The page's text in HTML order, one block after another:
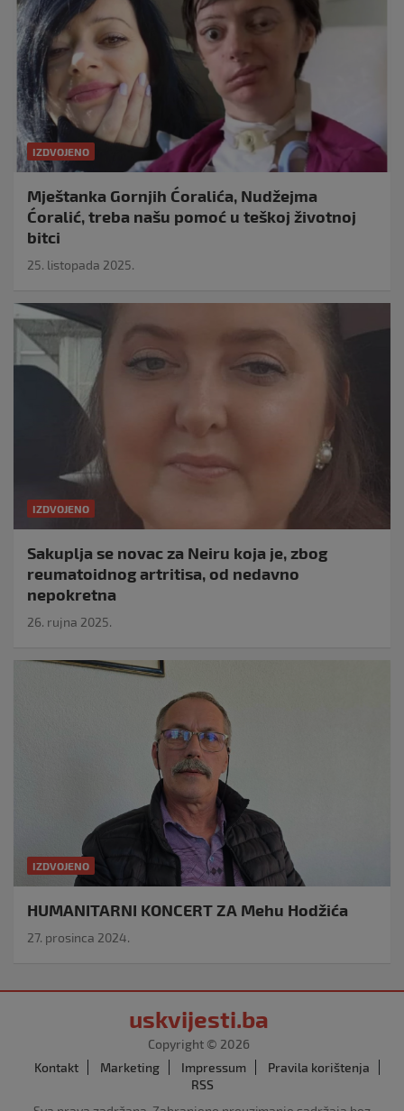
IZDVOJENO
Mještanka Gornjih Ćoralića, Nudžejma
Ćoralić, treba našu pomoć u teškoj životnoj
bitci
25. listopada 2025.
IZDVOJENO
Sakuplja se novac za Neiru koja je, zbog
reumatoidnog artritisa, od nedavno
nepokretna
26. rujna 2025.
IZDVOJENO
HUMANITARNI KONCERT ZA Mehu Hodžića
27. prosinca 2024.
uskvijesti.ba
Copyright © 2026
Kontakt
Marketing Impressum
Pravila korištenja
RSS